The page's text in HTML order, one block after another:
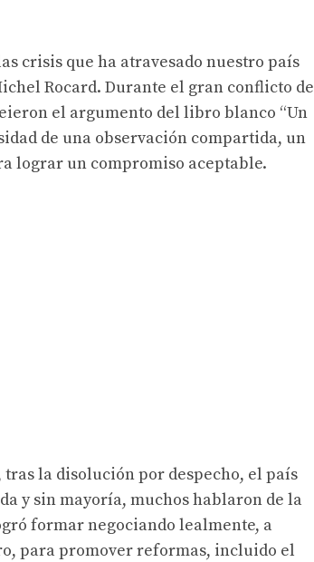
crisis que ha atravesado nuestro país
Rocard. Durante el gran conflicto de
el argumento del libro blanco “Un
de una observación compartida, un
lograr un compromiso aceptable.
tras la disolución por despecho, el país
y sin mayoría, muchos hablaron de la
formar negociando lealmente, a
para promover reformas, incluido el